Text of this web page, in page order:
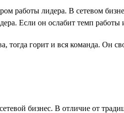
работы лидера. В сетевом
Если он ослабит темп
тогда горит и вся команда.
бизнес. В отличие от